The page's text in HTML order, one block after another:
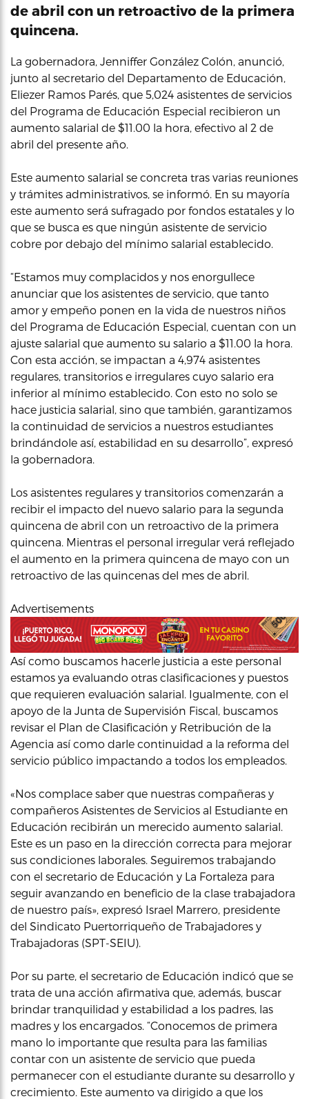
de abril con un retroactivo de la primera
quincena.
La gobernadora, Jenniffer González Colón, anunció,
junto al secretario del Departamento de Educación,
Eliezer Ramos Parés, que 5,024 asistentes de servicios
del Programa de Educación Especial recibieron un
aumento salarial de $11.00 la hora, efectivo al 2 de
abril del presente año.
Este aumento salarial se concreta tras varias reuniones
y trámites administrativos, se informó. En su mayoría
este aumento será sufragado por fondos estatales y lo
que se busca es que ningún asistente de servicio
cobre por debajo del mínimo salarial establecido.
“Estamos muy complacidos y nos enorgullece
anunciar que los asistentes de servicio, que tanto
amor y empeño ponen en la vida de nuestros niños
del Programa de Educación Especial, cuentan con un
ajuste salarial que aumento su salario a $11.00 la hora.
Con esta acción, se impactan a 4,974 asistentes
regulares, transitorios e irregulares cuyo salario era
inferior al mínimo establecido. Con esto no solo se
hace justicia salarial, sino que también, garantizamos
la continuidad de servicios a nuestros estudiantes
brindándole así, estabilidad en su desarrollo”, expresó
la gobernadora.
Los asistentes regulares y transitorios comenzarán a
recibir el impacto del nuevo salario para la segunda
quincena de abril con un retroactivo de la primera
quincena. Mientras el personal irregular verá reflejado
el aumento en la primera quincena de mayo con un
retroactivo de las quincenas del mes de abril.
Advertisements
Así como buscamos hacerle justicia a este personal
estamos ya evaluando otras clasificaciones y puestos
que requieren evaluación salarial. Igualmente, con el
apoyo de la Junta de Supervisión Fiscal, buscamos
revisar el Plan de Clasificación y Retribución de la
Agencia así como darle continuidad a la reforma del
servicio público impactando a todos los empleados.
«Nos complace saber que nuestras compañeras y
compañeros Asistentes de Servicios al Estudiante en
Educación recibirán un merecido aumento salarial.
Este es un paso en la dirección correcta para mejorar
sus condiciones laborales. Seguiremos trabajando
con el secretario de Educación y La Fortaleza para
seguir avanzando en beneficio de la clase trabajadora
de nuestro país», expresó Israel Marrero, presidente
del Sindicato Puertorriqueño de Trabajadores y
Trabajadoras (SPT-SEIU).
Por su parte, el secretario de Educación indicó que se
trata de una acción afirmativa que, además, buscar
brindar tranquilidad y estabilidad a los padres, las
madres y los encargados. “Conocemos de primera
mano lo importante que resulta para las familias
contar con un asistente de servicio que pueda
permanecer con el estudiante durante su desarrollo y
crecimiento. Este aumento va dirigido a que los